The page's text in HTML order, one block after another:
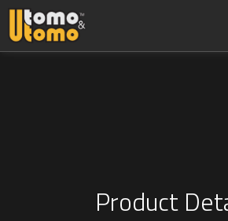
Product